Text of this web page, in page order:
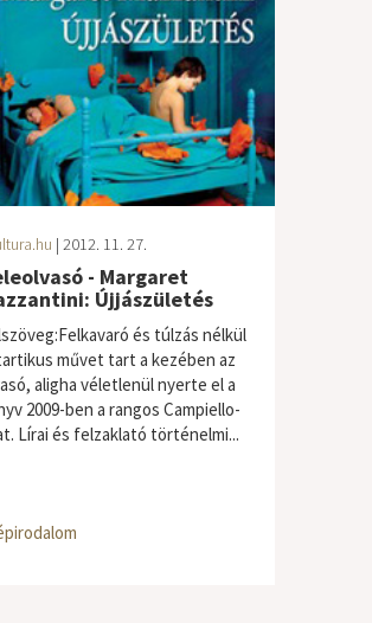
| 2012. 11. 27.
- Margaret
Újjászületés
és túlzás nélkül
művet tart a kezében az
aligha véletlenül nyerte el a
2009-ben a rangos Campiello-
Lírai és felzaklató történelmi...